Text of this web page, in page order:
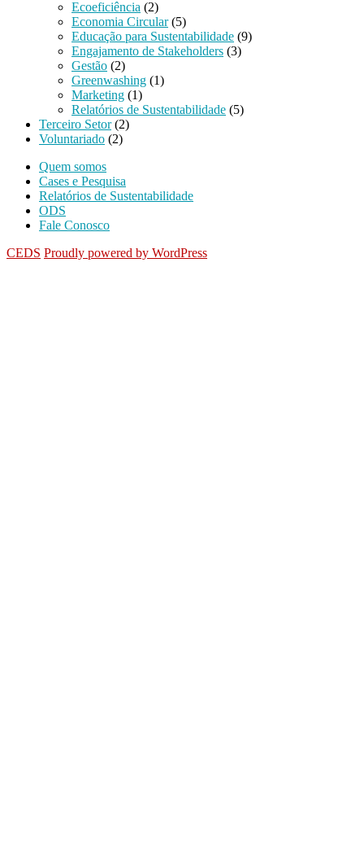
Ecoeficiência (2)
Economia Circular(5)
Educação para Sustentabilidade (9)
Engajamento de Stakeholders (3)
Gestão (2)
Greenwashing (1)
Marketing (1)
Relatórios de Sustentabilidade (5)
Terceiro Setor(2)
Voluntariado (2)
Quem somos
Cases e Pesquisa
Relatórios de Sustentabilidade
ODS
Fale Conosco
CEDS Proudly powered by WordPress